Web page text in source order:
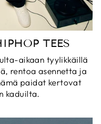
TEES
aikaan tyylikkäillä
rentoa asennetta ja
paidat kertovat
kaduilta.